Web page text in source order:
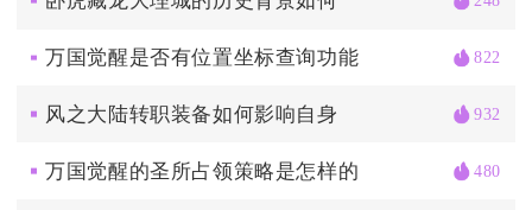
万国觉醒是否有位置坐标查询功能 822
风之大陆转职装备如何影响自身 932
万国觉醒的圣所占领策略是怎样的 480